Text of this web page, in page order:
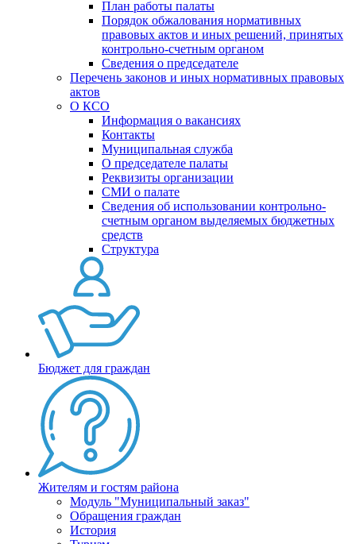
План работы палаты
Порядок обжалования нормативных
правовых актов и иных решений, принятых
контрольно-счетным органом
Сведения о председателе
Перечень законов и иных нормативных правовых
актов
О КСО
Информация о вакансиях
Контакты
Муниципальная служба
О председателе палаты
Реквизиты организации
СМИ о палате
Сведения об использовании контрольно-
счетным органом выделяемых бюджетных
средств
Структура
Бюджет для граждан
Жителям и гостям района
Модуль "Муниципальный заказ"
Обращения граждан
История